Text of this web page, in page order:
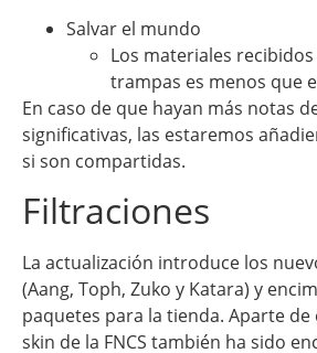
Salvar el mundo
Los materiales
trampas es menos que
En caso de que hayan más notas
significativas, las estaremos
si son compartidas.
Filtraciones
La actualización introduce los
(Aang, Toph, Zuko y Katara) y
paquetes para la tienda. Aparte de
skin de la FNCS también ha sido